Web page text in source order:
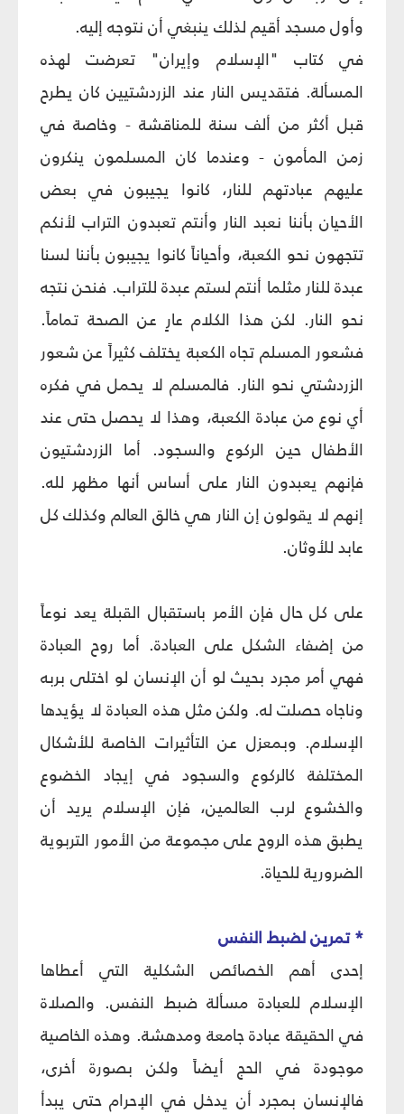
وأول مسجد أقيم لذلك ينبغي أن نتوجه إليه.
في كتاب "الإسلام وإيران" تعرضت لهذه
المسألة. فتقديس النار عند الزردشتيين كان يطرح
قبل أكثر من ألف سنة للمناقشة - وخاصة في
زمن المأمون - وعندما كان المسلمون ينكرون
عليهم عبادتهم للنار، كانوا يجيبون في بعض
الأحيان بأننا نعبد النار وأنتم تعبدون التراب لأنكم
تتجهون نحو الكعبة، وأحياناً كانوا يجيبون بأننا لسنا
عبدة للنار مثلما أنتم لستم عبدة للتراب. فنحن نتجه
نحو النار. لكن هذا الكلام عارٍ عن الصحة تماماً.
فشعور المسلم تجاه الكعبة يختلف كثيراً عن شعور
الزردشتي نحو النار. فالمسلم لا يحمل في فكره
أي نوع من عبادة الكعبة، وهذا لا يحصل حتى عند
الأطفال حين الركوع والسجود. أما الزردشتيون
فإنهم يعبدون النار على أساس أنها مظهر لله.
إنهم لا يقولون إن النار هي خالق العالم وكذلك كل
عابد للأوثان.
على كل حال فإن الأمر باستقبال القبلة يعد نوعاً
من إضفاء الشكل على العبادة. أما روح العبادة
فهي أمر مجرد بحيث لو أن الإنسان لو اختلى بربه
وناجاه حصلت له. ولكن مثل هذه العبادة لا يؤيدها
الإسلام. وبمعزل عن التأثيرات الخاصة للأشكال
المختلفة كالركوع والسجود في إيجاد الخضوع
والخشوع لرب العالمين، فإن الإسلام يريد أن
يطبق هذه الروح على مجموعة من الأمور التربوية
الضرورية للحياة.
* تمرين لضبط النفس
إحدى أهم الخصائص الشكلية التي أعطاها
الإسلام للعبادة مسألة ضبط النفس. والصلاة
في الحقيقة عبادة جامعة ومدهشة. وهذه الخاصية
موجودة في الحج أيضاً ولكن بصورة أخرى،
فالإنسان بمجرد أن يدخل في الإحرام حتى يبدأ